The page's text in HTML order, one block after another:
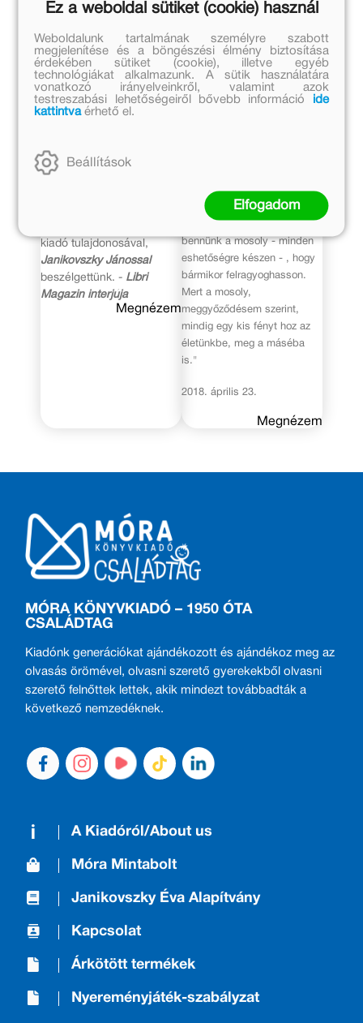
„A Móra
menedékház
volt” – interjú
Janikovszky
János
kiadótulajdonossal
hazai gyermek- és ifjúsági
irodalom egyik
kiadó tulajdonosával,
Janikovszky Jánossal
beszélgettünk. - Libri
Magazin interjúja
Megnézem
92 éve
született
Janikovszky
Éva
92 éve, április 23-án született
"Mosolyogni tessék! Persze
nem szüntelenül, nem
bennünk a mosoly - minden
eshetőségre készen - , hogy
bármikor felragyoghasson.
Mert a mosoly,
meggyőződésem szerint,
mindig egy kis fényt hoz az
életünkbe, meg a máséba
is."
2018. április 23.
Megnézem
MÓRA KÖNYVKIADÓ – 1950 ÓTA
CSALÁDTAG
Kiadónk generációkat ajándékozott és ajándékoz meg az
olvasás örömével, olvasni szerető gyerekekből olvasni
szerető felnőttek lettek, akik mindezt továbbadták a
következő nemzedéknek.
A Kiadóról/About us
Móra Mintabolt
Janikovszky Éva Alapítvány
Kapcsolat
Árkötött termékek
Nyereményjáték-szabályzat
Ez a weboldal sütiket (cookie) használ
Weboldalunk tartalmának személyre szabott
megjelenítése és a böngészési élmény biztosítása
érdekében sütiket (cookie), illetve egyéb
technológiákat alkalmazunk. A sütik használatára
vonatkozó irányelveinkről, valamint azok
testreszabási lehetőségeiről bővebb információ
ide
kattintvaérhető el.
Beállítások
Elfogadom